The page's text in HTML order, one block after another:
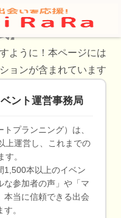
き婚活方法をプ
】
ように！本ページには
ョンが含まれています
ント運営事務局
プランニング）は、
上運営し、これまでの
す。
1,500本以上のイベン
な参加者の声」や「マ
本当に信頼できる出会
。